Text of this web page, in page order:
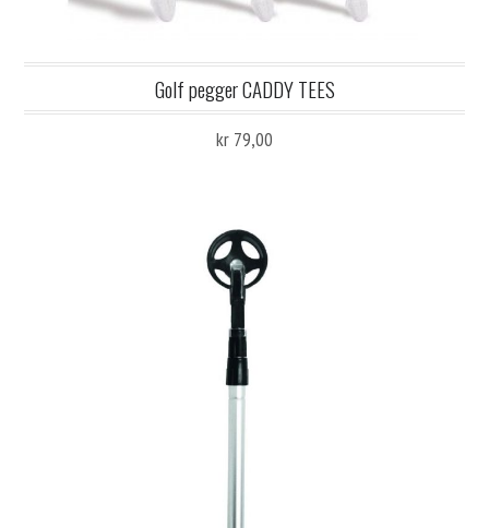
Golf pegger CADDY TEES
kr 79,00